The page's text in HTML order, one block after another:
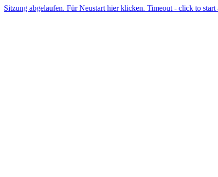
Sitzung abgelaufen. Für Neustart hier klicken. Timeout - click to start